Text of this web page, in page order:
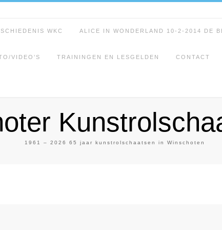
WKC ALICE IN WONDERLAND 10-2-2014 DE
VIDEO’S TRAININGEN EN LESGELDEN CONTACT
1961 – 2026 65 jaar kunstrolschaatsen in Winschoten